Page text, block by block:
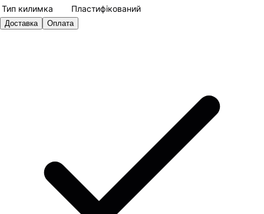
Тип килимка
Пластифікований
Доставка Оплата